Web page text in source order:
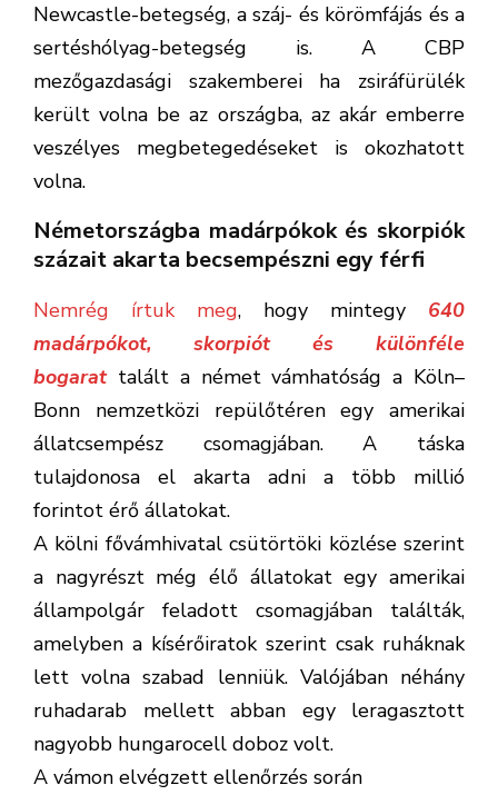
Newcastle-betegség, a száj- és körömfájás és a
sertéshólyag-betegség is. A CBP
mezőgazdasági szakemberei ha zsiráfürülék
került volna be az országba, az akár emberre
veszélyes megbetegedéseket is okozhatott
volna.
Németországba madárpókok és skorpiók
százait akarta becsempészni egy férfi
Nemrég írtuk meg, hogy mintegy
640
madárpókot, skorpiót és különféle
bogarattalált a német vámhatóság a Köln–
Bonn nemzetközi repülőtéren egy amerikai
állatcsempész csomagjában. A táska
tulajdonosa el akarta adni a több millió
forintot érő állatokat.
A kölni fővámhivatal csütörtöki közlése szerint
a nagyrészt még élő állatokat egy amerikai
állampolgár feladott csomagjában találták,
amelyben a kísérőiratok szerint csak ruháknak
lett volna szabad lenniük. Valójában néhány
ruhadarab mellett abban egy leragasztott
nagyobb hungarocell doboz volt.
A vámon elvégzett ellenőrzés során